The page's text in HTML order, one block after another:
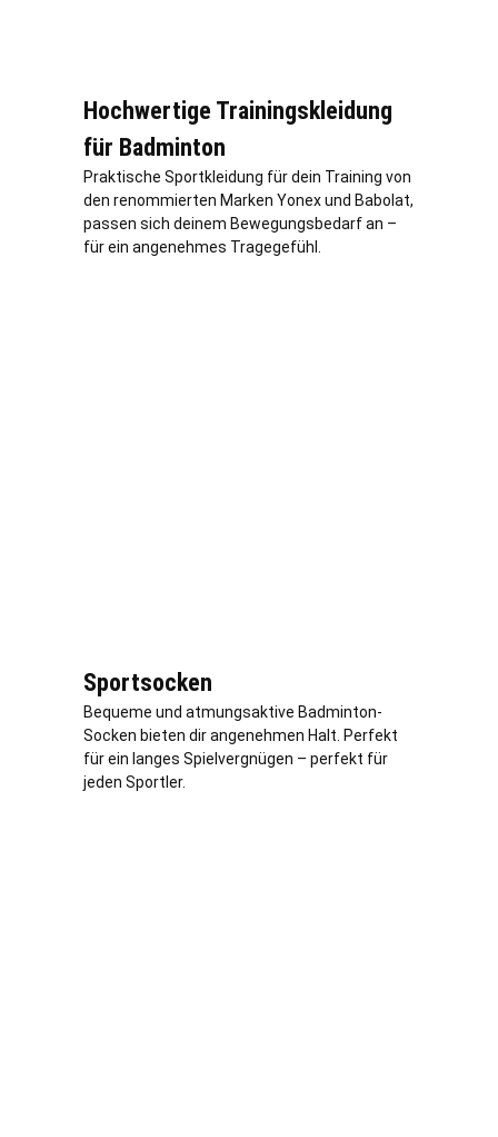
Hochwertige Trainingskleidung
für Badminton
Praktische Sportkleidung für dein Training von
den renommierten Marken Yonex und Babolat,
passen sich deinem Bewegungsbedarf an –
für ein angenehmes Tragegefühl.
Sportsocken
Bequeme und atmungsaktive Badminton-
Socken bieten dir angenehmen Halt. Perfekt
für ein langes Spielvergnügen – perfekt für
jeden Sportler.